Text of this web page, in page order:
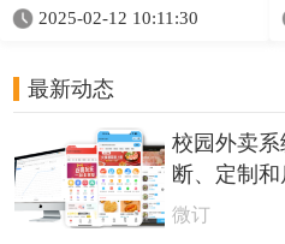
策略2025-02-12 10:11:30
最新动态
校园外卖
断、定制
微订